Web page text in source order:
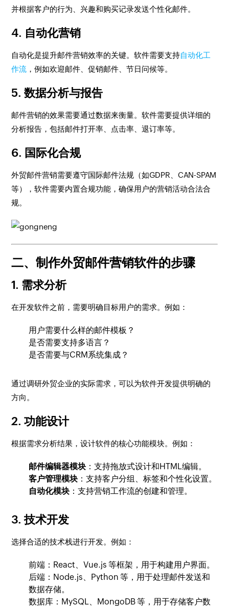
并根据客户的行为、兴趣和购买记录发送个性化邮件。
4. 自动化营销
自动化是提升邮件营销效率的关键。软件需要支持自动化工
作流 ，例如欢迎邮件、促销邮件、节日问候等。
5.数据分析与报告
邮件营销的效果需要通过数据来衡量。软件需要提供详细的
分析报告，包括邮件打开率、点击率、退订率等。
6. 国际化合规
外贸邮件营销需要遵守国际邮件法规（如GDPR、CAN-SPAM
等），软件需要内置合规功能，确保用户的营销活动合法合
规。
二、制作外贸邮件营销软件的步骤
1. 需求分析
在开发软件之前，需要明确目标用户的需求。例如：
用户需要什么样的邮件模板？
是否需要支持多语言？
是否需要与CRM系统集成？
通过调研外贸企业的实际需求，可以为软件开发提供明确的
方向。
2.功能设计
根据需求分析结果，设计软件的核心功能模块。例如：
邮件编辑器模块 ：支持拖放式设计和HTML编辑。
客户管理模块 ：支持客户分组、标签和个性化设置。
自动化模块 ：支持营销工作流的创建和管理。
3.技术开发
选择合适的技术栈进行开发。例如：
前端：React、Vue.js 等框架，用于构建用户界面。
后端：Node.js、Python 等，用于处理邮件发送和
数据存储。
数据库：MySQL、MongoDB 等，用于存储客户数